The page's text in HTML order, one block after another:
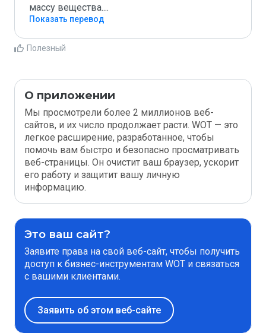
массу вещества....
Показать перевод
Полезный
О приложении
Мы просмотрели более 2 миллионов веб-
сайтов, и их число продолжает расти. WOT — это
легкое расширение, разработанное, чтобы
помочь вам быстро и безопасно просматривать
веб-страницы. Он очистит ваш браузер, ускорит
его работу и защитит вашу личную
информацию.
Это ваш сайт?
Заявите права на свой веб-сайт, чтобы получить
доступ к бизнес-инструментам WOT и связаться
с вашими клиентами.
Заявить об этом веб-сайте